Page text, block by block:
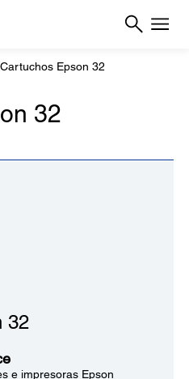
Cartuchos Epson 32
32
32
e impresoras Epson